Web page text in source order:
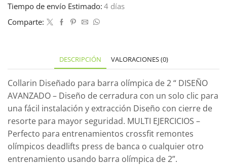
Tiempo de envío Estimado: 4 días
Comparte:
DESCRIPCIÓN VALORACIONES (0)
Collarin Diseñado para barra olímpica de 2 “ DISEÑO
AVANZADO – Diseño de cerradura con un solo clic para
una fácil instalación y extracción Diseño con cierre de
resorte para mayor seguridad. MULTI EJERCICIOS –
Perfecto para entrenamientos crossfit remontes
olímpicos deadlifts press de banca o cualquier otro
entrenamiento usando barra olímpica de 2”.